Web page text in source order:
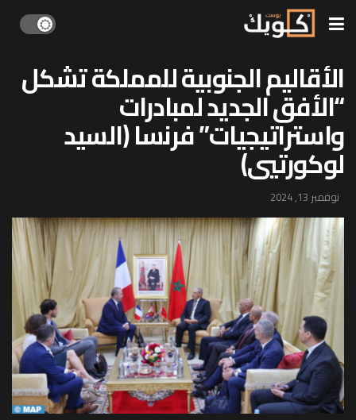
الأقاليم الجنوبية للمملكة تشكل
“الأفق الجديد لمبادرات
واستراتيجيات” فرنسا (السيد
لوكورتيي)
نوفمبر 13, 2024